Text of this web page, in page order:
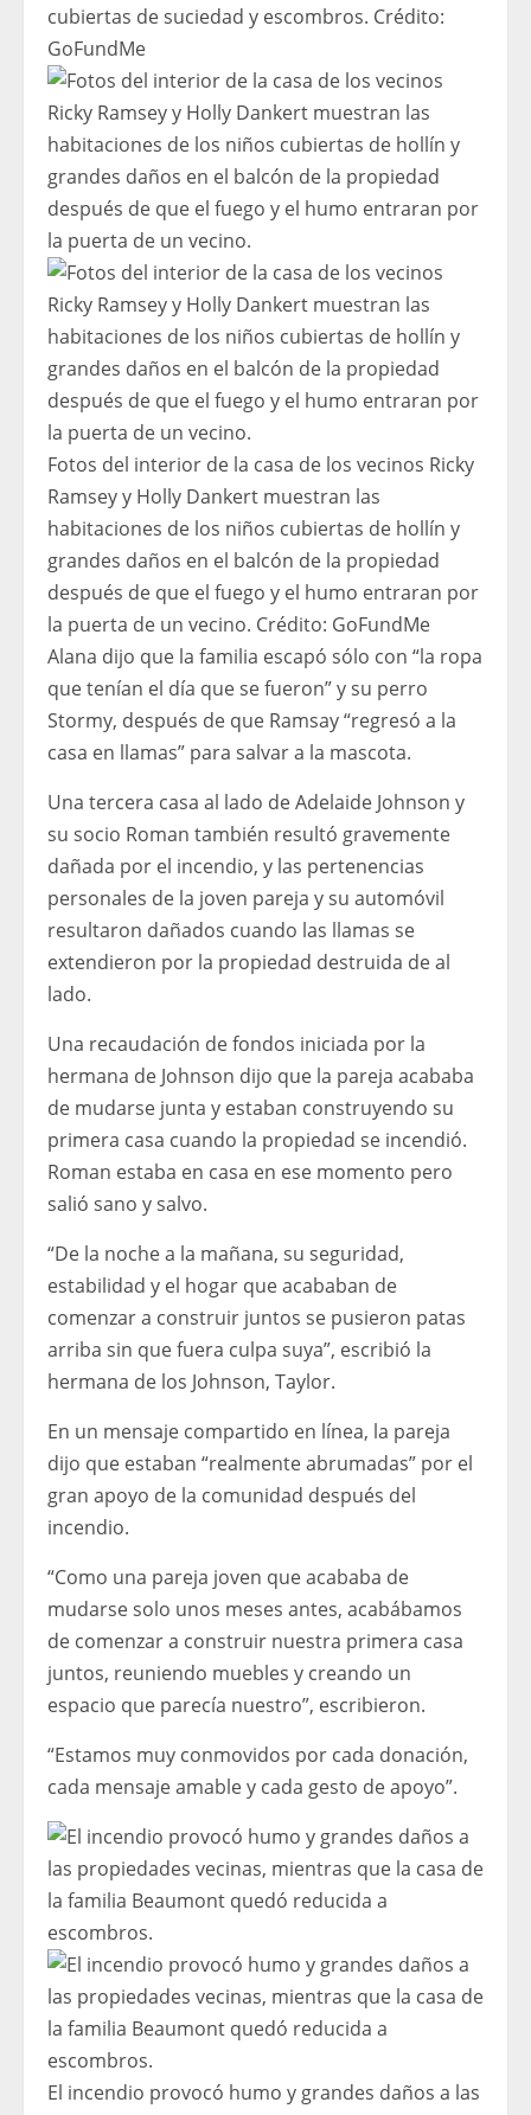
cubiertas de suciedad y escombros. Crédito:
GoFundMe
Fotos del interior de la casa de los vecinos Ricky
Ramsey y Holly Dankert muestran las
habitaciones de los niños cubiertas de hollín y
grandes daños en el balcón de la propiedad
después de que el fuego y el humo entraran por
la puerta de un vecino. Crédito: GoFundMe
Alana dijo que la familia escapó sólo con “la ropa
que tenían el día que se fueron” y su perro
Stormy, después de que Ramsay “regresó a la
casa en llamas” para salvar a la mascota.
Una tercera casa al lado de Adelaide Johnson y
su socio Roman también resultó gravemente
dañada por el incendio, y las pertenencias
personales de la joven pareja y su automóvil
resultaron dañados cuando las llamas se
extendieron por la propiedad destruida de al
lado.
Una recaudación de fondos iniciada por la
hermana de Johnson dijo que la pareja acababa
de mudarse junta y estaban construyendo su
primera casa cuando la propiedad se incendió.
Roman estaba en casa en ese momento pero
salió sano y salvo.
“De la noche a la mañana, su seguridad,
estabilidad y el hogar que acababan de
comenzar a construir juntos se pusieron patas
arriba sin que fuera culpa suya”, escribió la
hermana de los Johnson, Taylor.
En un mensaje compartido en línea, la pareja
dijo que estaban “realmente abrumadas” por el
gran apoyo de la comunidad después del
incendio.
“Como una pareja joven que acababa de
mudarse solo unos meses antes, acabábamos
de comenzar a construir nuestra primera casa
juntos, reuniendo muebles y creando un
espacio que parecía nuestro”, escribieron.
“Estamos muy conmovidos por cada donación,
cada mensaje amable y cada gesto de apoyo”.
El incendio provocó humo y grandes daños a las